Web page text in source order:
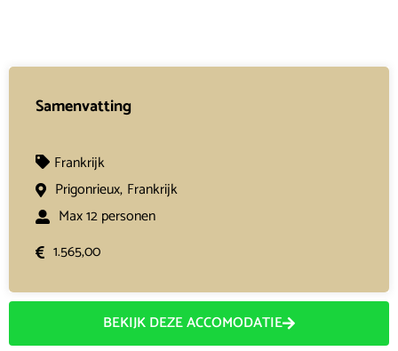
Samenvatting
Frankrijk
Prigonrieux, Frankrijk
Max 12 personen
1.565,00
BEKIJK DEZE ACCOMODATIE